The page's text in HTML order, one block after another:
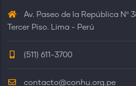
Av. Paseo de la República Nº
Tercer Piso. Lima - Perú
(511) 611-3700
contacto@conhu.org.pe